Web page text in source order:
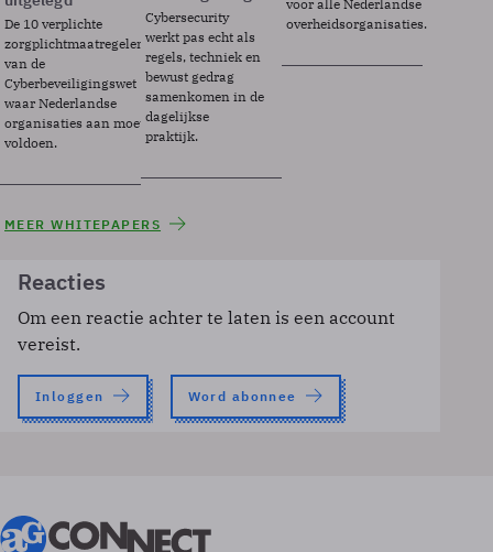
De 10 verplichte
zorgplichtmaatregelen
van de
Cyberbeveiligingswet
waar Nederlandse
organisaties aan moeten
voldoen.
Cybersecurity
werkt pas echt als
regels, techniek en
bewust gedrag
samenkomen in de
dagelijkse
praktijk.
voor alle Nederlandse
overheidsorganisaties.
MEER WHITEPAPERS
Reacties
Om een reactie achter te laten is een account
vereist.
Inloggen Word abonnee